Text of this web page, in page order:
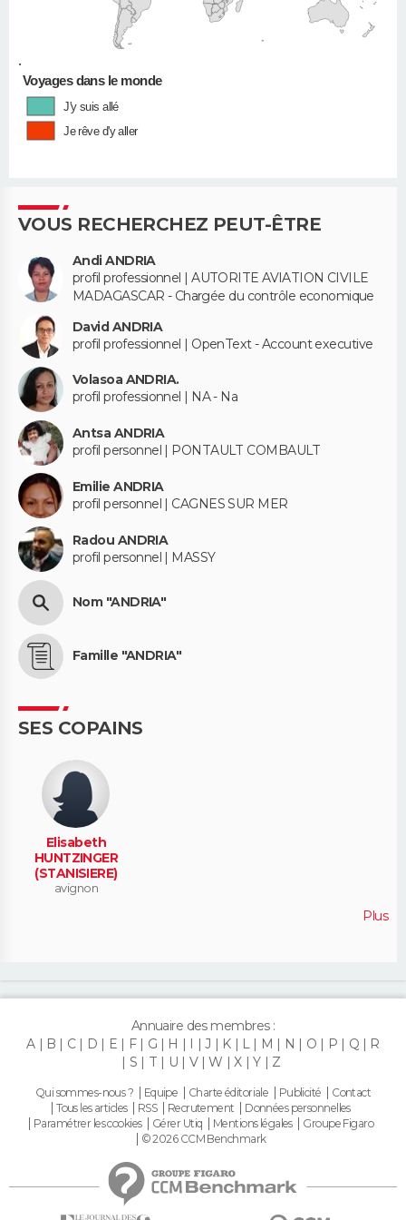
•
Voyages dans le monde
J'y suis allé
Je rêve d'y aller
VOUS RECHERCHEZ PEUT-ÊTRE
Andi ANDRIA
profil professionnel | AUTORITE AVIATION CIVILE
MADAGASCAR - Chargée du contrôle economique
David ANDRIA
profil professionnel | OpenText - Account executive
Volasoa ANDRIA.
profil professionnel | NA - Na
Antsa ANDRIA
profil personnel | PONTAULT COMBAULT
Emilie ANDRIA
profil personnel | CAGNES SUR MER
Radou ANDRIA
profil personnel | MASSY
Nom "ANDRIA"
Famille "ANDRIA"
SES COPAINS
Elisabeth
HUNTZINGER
(STANISIERE)
avignon
Plus
Annuaire des membres :
A
B C D E F G H I J K L M N O P Q
R
S
T U V W X Y Z
Qui sommes-nous ? Equipe Charte éditoriale Publicité
Contact
Tous les articles
RSS Recrutement
Données personnelles
Paramétrer les cookies
Gérer Utiq Mentions légales
Groupe Figaro
© 2026 CCM Benchmark